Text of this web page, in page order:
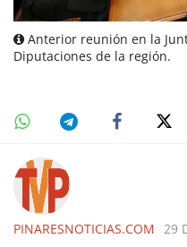
Anterior reunión en la
Diputaciones de la región.
PINARESNOTICIAS.COM 29